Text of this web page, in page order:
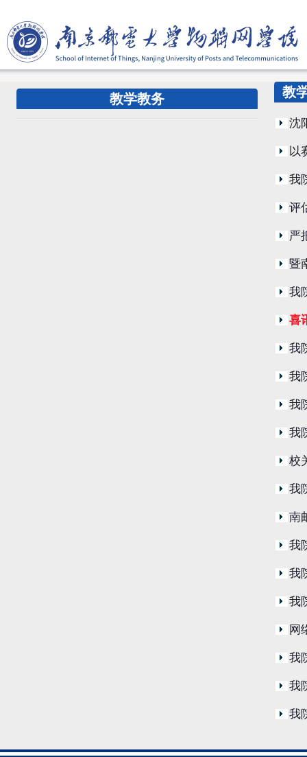
教学教务 教
沈
以
我
评
严
暨
我
喜
我
我
我
我
校
我
南
我
我
我
网
我
我
我